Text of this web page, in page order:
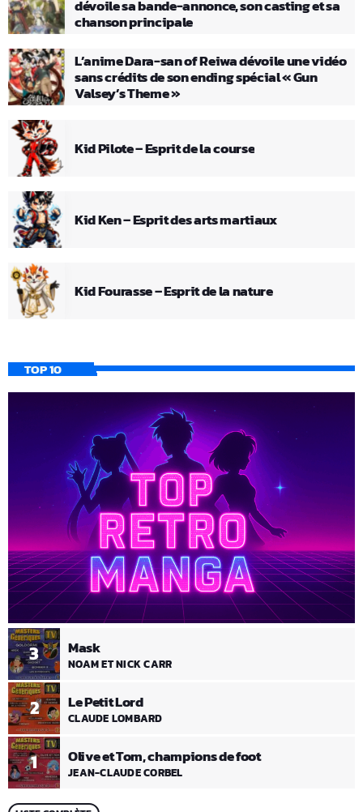
dévoile sa bande-annonce, son casting et sa
chanson principale
L’anime Dara-san of Reiwa dévoile une vidéo
sans crédits de son ending spécial « Gun
Valsey’s Theme »
Kid Pilote – Esprit de la course
Kid Ken – Esprit des arts martiaux
Kid Fourasse – Esprit de la nature
TOP 10
1 Olive et Tom, champions de foot
JEAN-CLAUDE CORBEL
2 Le Petit Lord
CLAUDE LOMBARD
3 Mask
NOAM ET NICK CARR